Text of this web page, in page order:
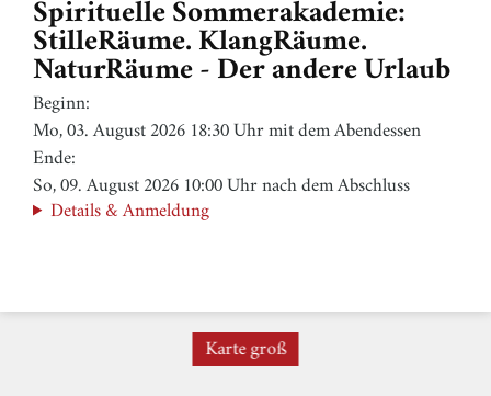
Spirituelle Sommerakademie:
StilleRäume. KlangRäume.
NaturRäume - Der andere Urlaub
Beginn:
Mo, 03. August 2026 18:30 Uhr mit dem Abendessen
Ende:
So, 09. August 2026 10:00 Uhr nach dem Abschluss
Details & Anmeldung
Karte groß